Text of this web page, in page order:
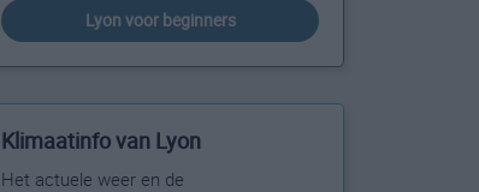
Lyon voor beginners
Klimaatinfo van Lyon
Het actuele weer en de